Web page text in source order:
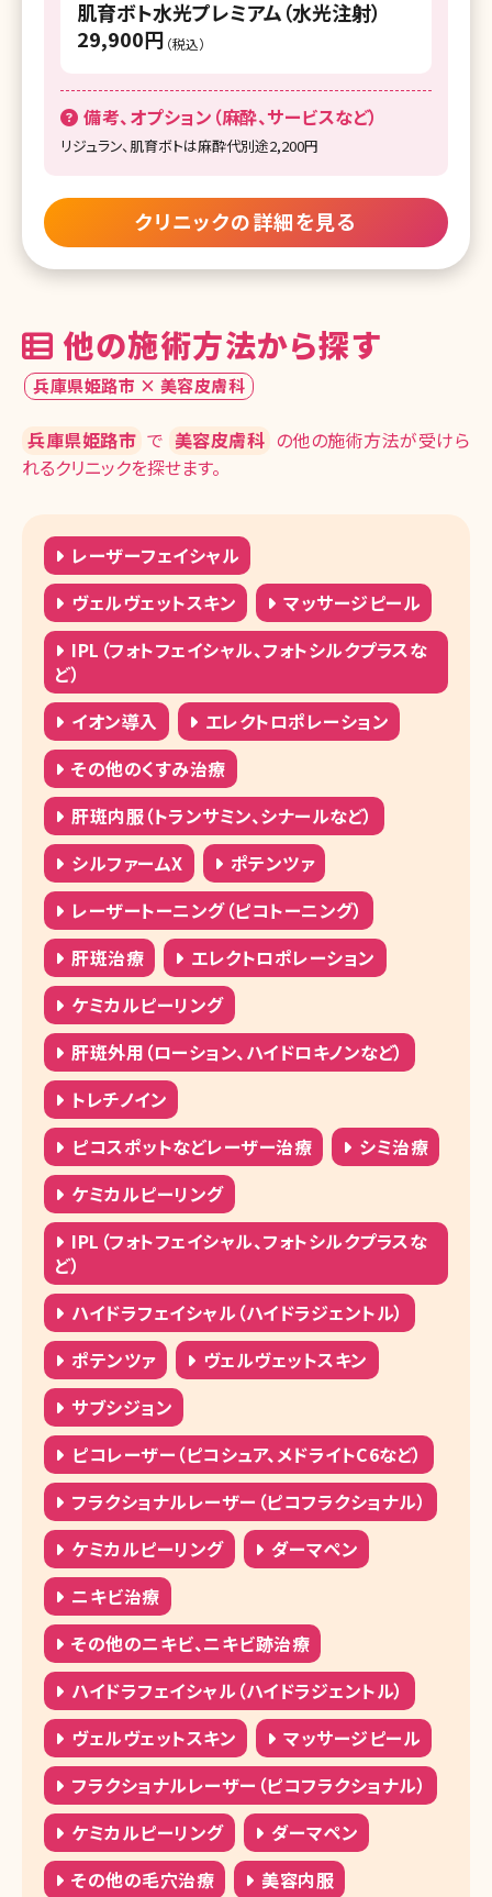
湘南美容クリニック 福岡院
湘南美容皮フ科 福岡天神院
湘南美容クリニック 小倉院
湘南美容クリニック 宮崎院
湘南美容皮フ科 鹿児島院
湘南美容皮フ科 梅田茶屋町院
湘南美容クリニック 大阪なんば院
湘南美容皮フ科 枚方院
湘南美容クリニック 和歌山院
湘南美容クリニック 広島院
湘南美容皮フ科 岡山院
湘南美容クリニック 福岡院
湘南美容皮フ科 福岡天神院
湘南美容クリニック 大分院
湘南美容クリニック 宮崎院
湘南美容皮フ科 鹿児島院
湘南美容クリニック 那覇院
肌育ボト水光プレミアム（水光注射）
29,900円 （税込）
備考、オプション（麻酔、サービスなど）
リジュラン、肌育ボトは麻酔代別途2,200円
クリニックの詳細を見る
他の施術方法から探す
兵庫県姫路市 × 美容皮膚科
兵庫県姫路市 で 美容皮膚科 の他の施術方法が受けら
れるクリニックを探せます。
レーザーフェイシャル
ヴェルヴェットスキン
マッサージピール
IPL（フォトフェイシャル、フォトシルクプラスな
ど）
イオン導入
エレクトロポレーション
その他のくすみ治療
肝斑内服（トランサミン、シナールなど）
シルファームX
ポテンツァ
レーザートーニング（ピコトーニング）
肝斑治療
エレクトロポレーション
ケミカルピーリング
肝斑外用（ローション、ハイドロキノンなど）
トレチノイン
ピコスポットなどレーザー治療
シミ治療
ケミカルピーリング
IPL（フォトフェイシャル、フォトシルクプラスな
ど）
ハイドラフェイシャル（ハイドラジェントル）
ポテンツァ
ヴェルヴェットスキン
サブシジョン
ピコレーザー（ピコシュア、メドライトC6など）
フラクショナルレーザー（ピコフラクショナル）
ケミカルピーリング
ダーマペン
ニキビ治療
その他のニキビ、ニキビ跡治療
ハイドラフェイシャル（ハイドラジェントル）
ヴェルヴェットスキン
マッサージピール
フラクショナルレーザー（ピコフラクショナル）
ケミカルピーリング
ダーマペン
その他の毛穴治療
美容内服